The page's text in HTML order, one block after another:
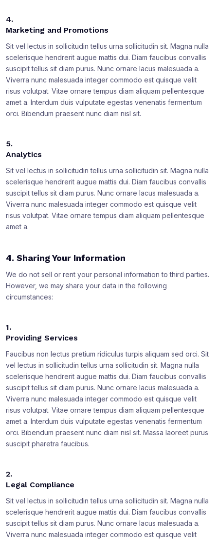
4.
Marketing and Promotions
Sit vel lectus in sollicitudin tellus urna sollicitudin sit. Magna nulla
scelerisque hendrerit augue mattis dui. Diam faucibus convallis
suscipit tellus sit diam purus. Nunc ornare lacus malesuada a.
Viverra nunc malesuada integer commodo est quisque velit
risus volutpat. Vitae ornare tempus diam aliquam pellentesque
amet a. Interdum duis vulputate egestas venenatis fermentum
orci. Bibendum praesent nunc diam nisl sit.
5.
Analytics
Sit vel lectus in sollicitudin tellus urna sollicitudin sit. Magna nulla
scelerisque hendrerit augue mattis dui. Diam faucibus convallis
suscipit tellus sit diam purus. Nunc ornare lacus malesuada a.
Viverra nunc malesuada integer commodo est quisque velit
risus volutpat. Vitae ornare tempus diam aliquam pellentesque
amet a.
4. Sharing Your Information
We do not sell or rent your personal information to third parties.
However, we may share your data in the following
circumstances:
1.
Providing Services
Faucibus non lectus pretium ridiculus turpis aliquam sed orci. Sit
vel lectus in sollicitudin tellus urna sollicitudin sit. Magna nulla
scelerisque hendrerit augue mattis dui. Diam faucibus convallis
suscipit tellus sit diam purus. Nunc ornare lacus malesuada a.
Viverra nunc malesuada integer commodo est quisque velit
risus volutpat. Vitae ornare tempus diam aliquam pellentesque
amet a. Interdum duis vulputate egestas venenatis fermentum
orci. Bibendum praesent nunc diam nisl sit. Massa laoreet purus
suscipit pharetra faucibus.
2.
Legal Compliance
Sit vel lectus in sollicitudin tellus urna sollicitudin sit. Magna nulla
scelerisque hendrerit augue mattis dui. Diam faucibus convallis
suscipit tellus sit diam purus. Nunc ornare lacus malesuada a.
Viverra nunc malesuada integer commodo est quisque velit